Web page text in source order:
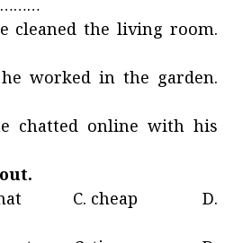
cleaned the living room.
worked in the garden.
chatted online with his
C. cheap D.